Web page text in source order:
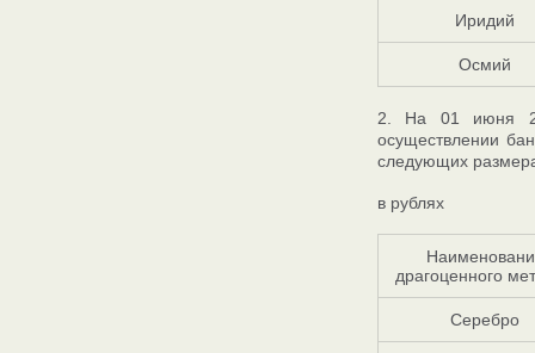
Иридий
Осмий
2. На 01 июня
осуществлении
следующих
в рублях
драгоценного
Серебро